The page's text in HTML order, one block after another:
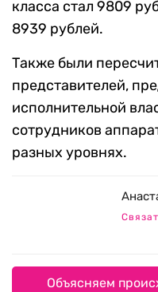
класса стал 9809
8939 рублей.
Также были
представителей,
исполнительной
сотрудников
разных уровнях.
Объясняем